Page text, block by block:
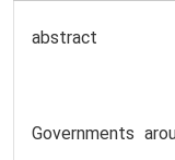
abstract
Governments